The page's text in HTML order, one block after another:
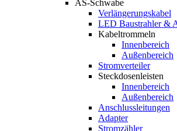
AS-Schwabe
Verlängerungskabel
LED Baustrahler &
Kabeltrommeln
Innenbereich
Außenbereich
Stromverteiler
Steckdosenleisten
Innenbereich
Außenbereich
Anschlussleitungen
Adapter
Stromzähler